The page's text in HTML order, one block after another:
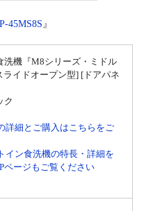
45MS8S 』
洗機『M8シリーズ・ミドル
ライドオープン型] [ドアパネ
ク
詳細とご購入はこちらをご
イン食洗機の特長・詳細を
ページもご覧ください